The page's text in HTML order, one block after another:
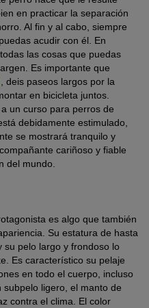
en practicar la separación
Al fin y al cabo, siempre
acudir con él. En
las cosas que puedas
Es importante que
, deis paseos largos por la
en bicicleta juntos.
un curso para perros de
debidamente estimulado,
se mostrará tranquilo y
cariñoso y fiable
del mundo.
es algo que también
Su estatura de hasta
pelo largo y frondoso lo
Es característico su pelaje
en todo el cuerpo, incluso
ligero, el manto de
contra el clima. El color